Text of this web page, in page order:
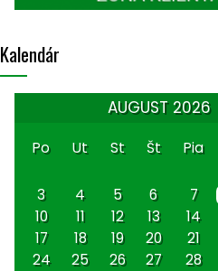
Kalendár
AUGUST 2026
Po Ut St Št Pia
3
4 5 6 7
10
11 12 13 14
17
18 19 20 21
24
25 26 27 28